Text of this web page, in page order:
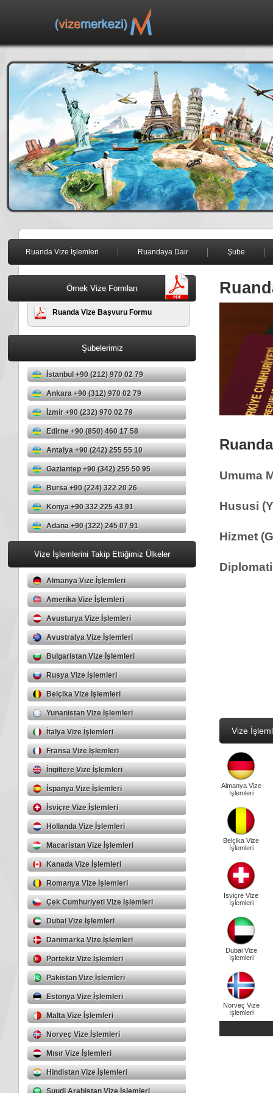
Ruanda Vize İşlemleri Ruandaya Dair Şube
Örnek Vize Formları
Ruanda Vize Başvuru Formu
Şubelerimiz
İstanbul +90 (212) 970 02 79
Ankara +90 (312) 970 02 79
İzmir +90 (232) 970 02 79
Edirne +90 (850) 460 17 58
Antalya +90 (242) 255 55 10
Gaziantep +90 (342) 255 50 95
Bursa +90 (224) 322 20 26
Konya +90 332 225 43 91
Adana +90 (322) 245 07 91
Vize İşlemlerini Takip Ettiğimiz Ülkeler
Almanya Vize İşlemleri
Amerika Vize İşlemleri
Avusturya Vize İşlemleri
Avustralya Vize İşlemleri
Bulgaristan Vize İşlemleri
Rusya Vize İşlemleri
Belçika Vize İşlemleri
Yunanistan Vize İşlemleri
İtalya Vize İşlemleri
Fransa Vize İşlemleri
İngiltere Vize İşlemleri
İspanya Vize İşlemleri
İsviçre Vize İşlemleri
Hollanda Vize İşlemleri
Macaristan Vize İşlemleri
Kanada Vize İşlemleri
Romanya Vize İşlemleri
Çek Cumhuriyeti Vize İşlemleri
Dubai Vize İşlemleri
Danimarka Vize İşlemleri
Portekiz Vize İşlemleri
Pakistan Vize İşlemleri
Estonya Vize İşlemleri
Malta Vize İşlemleri
Norveç Vize İşlemleri
Mısır Vize İşlemleri
Hindistan Vize İşlemleri
Suudi Arabistan Vize İşlemleri
Umuma
Hususi
Hizmet
Vize
Almanya Vize
İşlemleri
Belçika Vize
İşlemleri
İsviçre Vize
İşlemleri
Dubai Vize
İşlemleri
Norveç Vize
İşlemleri